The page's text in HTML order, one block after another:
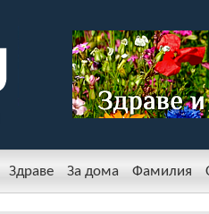
Здраве За дома Фамилия